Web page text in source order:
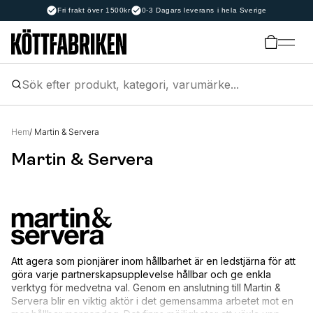
Fri frakt över 1500kr 0-3 Dagars leverans i hela Sverige
Hem/ Martin & Servera
Martin & Servera
Att agera som pionjärer inom hållbarhet är en ledstjärna för att
göra varje partnerskapsupplevelse hållbar och ge enkla
verktyg för medvetna val. Genom en anslutning till Martin &
Servera blir en viktig aktör i det gemensamma arbetet mot en